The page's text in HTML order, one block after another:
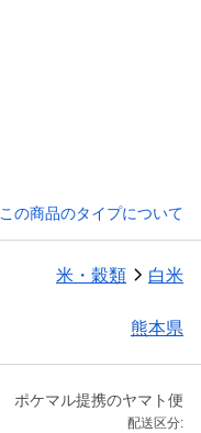
この商品のタイプについて
米・穀類 白米
熊本県
ポケマル提携のヤマト便
配送区分: